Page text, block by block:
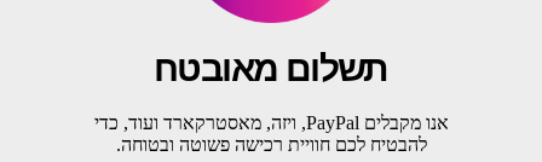
תשלום מאובטח
אנו מקבלים PayPal, ויזה, מאסטרקארד ועוד, כדי
להבטיח לכם חוויית רכישה פשוטה ובטוחה.